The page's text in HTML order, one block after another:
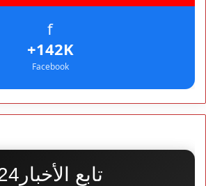
f
+142K
Facebook
تابع الأخبار24